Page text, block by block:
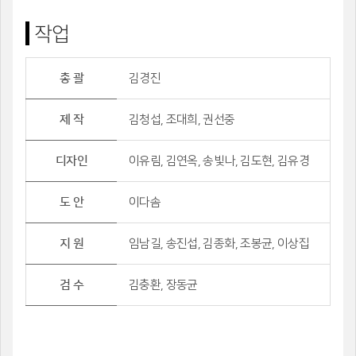
작업
총 괄 김경진
제 작 김청섭, 조대희, 권선중
디자인 이유림, 김연옥, 송빛나, 김도현, 김유경
도 안 이다솜
지 원 임남길, 송진섭, 김종화, 조봉균, 이상집
검 수 김충환, 장동균